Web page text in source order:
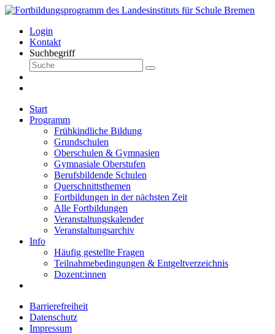
Login
Kontakt
Suchbegriff
Start
Programm
Frühkindliche Bildung
Grundschulen
Oberschulen & Gymnasien
Gymnasiale Oberstufen
Berufsbildende Schulen
Querschnittsthemen
Fortbildungen in der nächsten Zeit
Alle Fortbildungen
Veranstaltungskalender
Veranstaltungsarchiv
Info
Häufig gestellte Fragen
Teilnahmebedingungen & Entgeltverzeichnis
Dozent:innen
Barrierefreiheit
Datenschutz
Impressum